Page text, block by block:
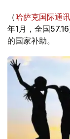
（哈萨克国际通
年1月，全国
的国家补助。